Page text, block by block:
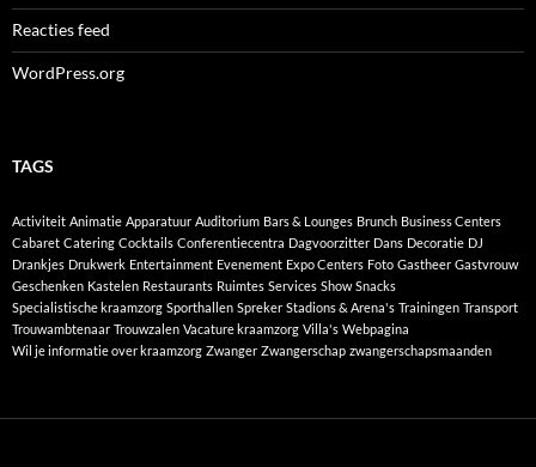
Reacties feed
WordPress.org
TAGS
Activiteit Animatie Apparatuur Auditorium Bars & Lounges Brunch Business Centers
Cabaret Catering Cocktails Conferentiecentra Dagvoorzitter Dans Decoratie DJ
Drankjes Drukwerk Entertainment Evenement Expo Centers Foto Gastheer Gastvrouw
Geschenken Kastelen Restaurants Ruimtes Services Show Snacks
Specialistische kraamzorg Sporthallen Spreker Stadions & Arena's Trainingen Transport
Trouwambtenaar Trouwzalen Vacature kraamzorg Villa's Webpagina
Wil je informatie over kraamzorg Zwanger Zwangerschap zwangerschapsmaanden